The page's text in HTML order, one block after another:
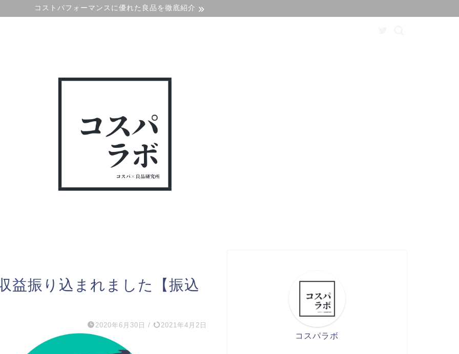
コストパフォーマンスに優れた良品を徹底紹介
益振り込まれました【振込
2020年6月30日 / 2021年4月2日
コスパラボ